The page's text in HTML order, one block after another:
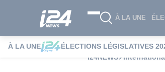
À LA UNE
À LA UNE ÉLECTIONS LÉGISLATIVES
i24NEWS